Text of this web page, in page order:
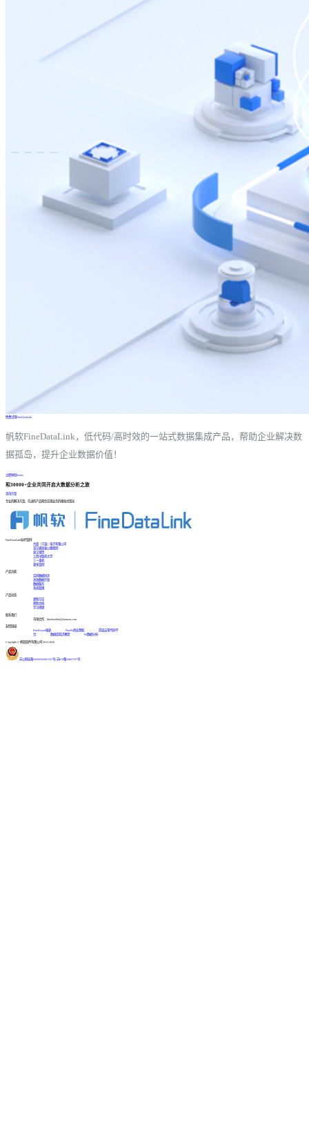
免费试用FineDataLink
帆软FineDataLink，低代码/高时效的一站式数据集成产品，帮助企业解决数
据孤岛，提升企业数据价值！
立即体验Demo
和30000+企业共同开启大数据分析之旅
咨询方案
专业的解决方案、先进的产品帮您实现业务的爆发式增长
FineDataLink标杆案例
台晶（宁波）电子有限公司
某交通高速公路集团
浙江国贸
江西中医药大学
三一重机
更多案例
产品功能
实时数据同步
高效数据开发
数据服务
系统管理
产品动态
更新日志
帮助文档
学习视频
联系我们
市场合作：finedatalink@fanruan.com
友情链接
FineReport报表
FineBI商业智能
简道云零代码平
台
数据库知识教程 BI数据分析
Copyright © 帆软软件有限公司 2015-2026
苏公网安备32020502001567号 苏ICP备18065767号